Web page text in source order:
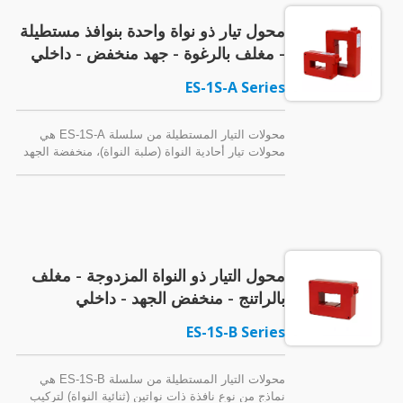
محول تيار ذو نواة واحدة بنوافذ مستطيلة
- مغلف بالرغوة - جهد منخفض - داخلي
ES-1S-A Series
محولات التيار المستطيلة من سلسلة ES-1S-A هي
محولات تيار أحادية النواة (صلبة النواة)، منخفضة الجهد
الاسمي لمدة ثانية واحدة. اختر ملحقات التركيب
لتبسيط التثبيت في تطبيقك المحدد.
محول التيار ذو النواة المزدوجة - مغلف
بالراتنج - منخفض الجهد - داخلي
ES-1S-B Series
محولات التيار المستطيلة من سلسلة ES-1S-B هي
نماذج من نوع نافذة ذات نواتين (ثنائية النواة) لتركيب